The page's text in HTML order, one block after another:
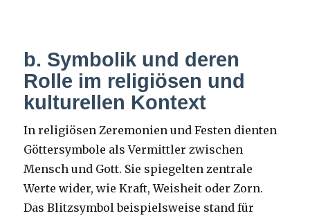
b. Symbolik und deren
Rolle im religiösen und
kulturellen Kontext
In religiösen Zeremonien und Festen dienten
Göttersymbole als Vermittler zwischen
Mensch und Gott. Sie spiegelten zentrale
Werte wider, wie Kraft, Weisheit oder Zorn.
Das Blitzsymbol beispielsweise stand für